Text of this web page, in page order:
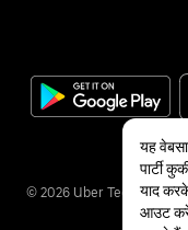
© 2026 Uber
यह
पार्टी
याद
आउट